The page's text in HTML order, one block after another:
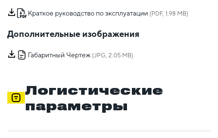
Краткое руководство по эксплуатации (PDF, 1.98 MB)
Дополнительные изображения
Габаритный Чертеж (JPG, 2.05 MB)
Логистические
параметры